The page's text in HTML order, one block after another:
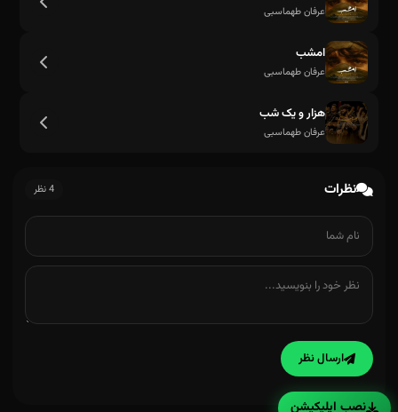
عرفان طهماسبی
امشب
عرفان طهماسبی
هزار و یک شب
عرفان طهماسبی
نظرات 4 نظر
ارسال نظر
نصب اپلیکیشن